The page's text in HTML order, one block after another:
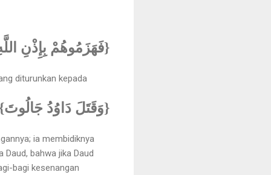
{فَهَزَمُوهُمْ بِإِذْنِ
diturunkan kepada
{وَقَتَلَ دَاوُدُ
ia membidiknya
bahwa jika Daud
bagi kesenangan